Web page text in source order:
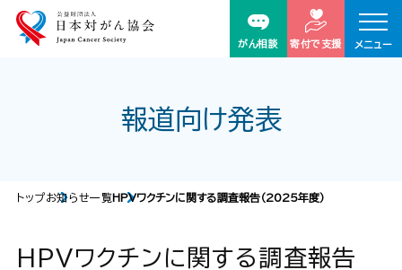
がん相談 寄付で支援 メニュー
報道向け発表
トップお知らせ一覧HPVワクチンに関する調査報告（2025年度）
HPVワクチンに関する調査報告